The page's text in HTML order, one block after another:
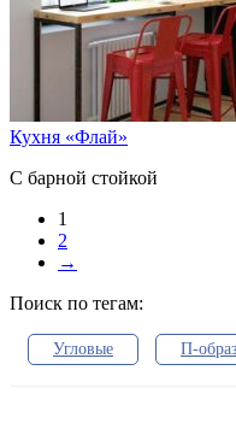
Кухня «Флай»
С барной стойкой
1
2
→
Поиск по тегам:
Угловые П-